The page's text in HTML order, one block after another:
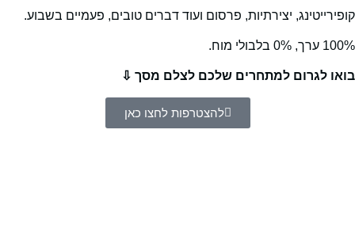
קופירייטינג, יצירתיות, פרסום ועוד דברים טובים, פעמיים בשבוע.
100% ערך, 0% בלבולי מוח.
בואו לגרום למתחרים שלכם לצלם מסך ⇩
להצטרפות לחצו כאן